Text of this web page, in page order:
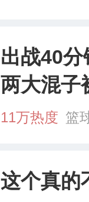
出战40
两大混子
了？
11万热度 篮
这个真的